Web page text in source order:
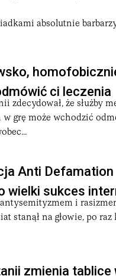
absolutnie
ci leczenia
że służby
grę może wchodzić
Anti Defamation
wielki sukces
i
stanął na głowie, po
zmienia tablice